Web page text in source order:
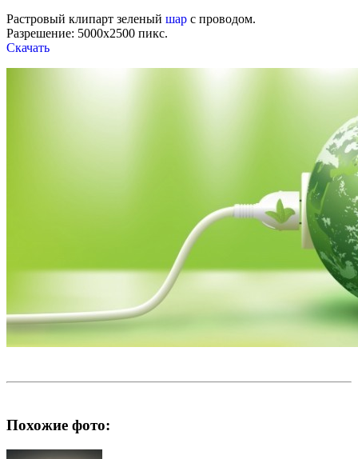
Растровый клипарт зеленый шар с проводом.
Разрешение: 5000х2500 пикс.
Скачать
Похожие фото: